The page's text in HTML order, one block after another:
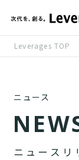
Leverages TOP
ニュース
NEW
ニ ュ ー ス リ